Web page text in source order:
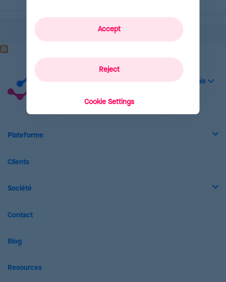
Reject
Accept
Cookie Settings
Plateforme
Clients
Société
Contact
Blog
Resources